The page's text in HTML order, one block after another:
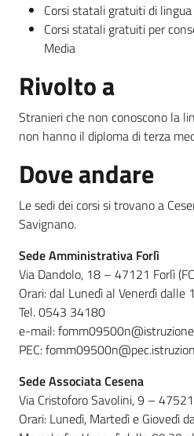
Newsletter
Corsi statali gratuiti di
Corsi statali gratuiti per
Media
Rivolto a
Stranieri che non conoscono la
non hanno il diploma di terza
Dove andare
Le sedi dei corsi si trovano a
Savignano.
Sede Amministrativa Forlì
Via Dandolo, 18 – 47121 Forlì
Orari: dal Lunedì al Venerdì
Tel. 0543 34180
e-mail:
PEC:
Sede Associata Cesena
Via Cristoforo Savolini, 9 –
Orari: Lunedì, Martedì e Giovedì